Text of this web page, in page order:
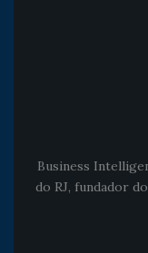
Business
do RJ, fundador